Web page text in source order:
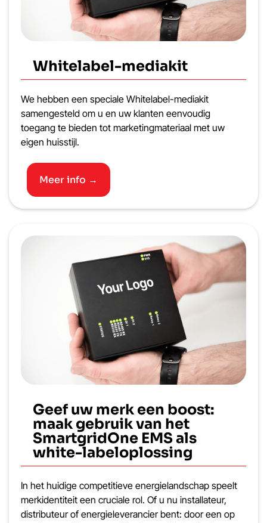
Whitelabel-mediakit
We hebben een speciale Whitelabel-mediakit
samengesteld om u en uw klanten eenvoudig
toegang te bieden tot marketingmateriaal met uw
eigen huisstijl.
Meer info →
Geef uw merk een boost:
maak gebruik van het
SmartgridOne EMS als
white-labeloplossing
In het huidige competitieve energielandschap speelt
merkidentiteit een cruciale rol. Of u nu installateur,
distributeur of energieleverancier bent: door een op